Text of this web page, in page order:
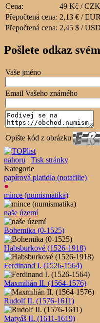
Cena:
49 Kč / CZK
Přepočtená cena: 2,13 € / EUR
Přepočtená cena: 2,45 $ / USD
Pošlete odkaz
Vaše jméno
Email Vašeho známého
Opište kód z obrázku
nahoru | Tisk stránky
Kategorie
papírová platidla (notafilie)
mince (numismatika)
naše území
Bohemika (0-1525)
Habsburkové (1526-1918)
Ferdinand I. (1526-1564)
Maxmilián II. (1564-1576)
Rudolf II. (1576-1611)
Matyáš II. (1611-1619)